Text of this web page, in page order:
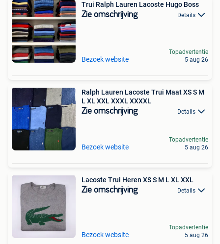
Trui Ralph Lauren Lacoste Hugo Boss
Zie omschrijving Details
Bezoek website
Topadvertentie
5 aug 26
Ralph Lauren Lacoste Trui Maat XS S M
L XL XXL XXXL XXXXL
Zie omschrijving Details
Bezoek website
Topadvertentie
5 aug 26
Lacoste Trui Heren XS S M L XL XXL
Zie omschrijving Details
Bezoek website
Topadvertentie
5 aug 26